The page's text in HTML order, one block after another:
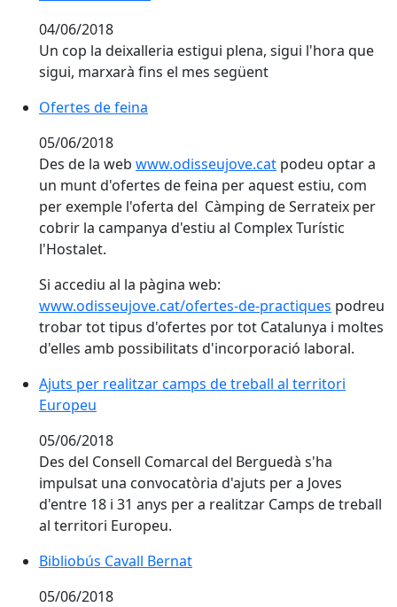
04/06/2018
Un cop la deixalleria estigui plena, sigui l'hora que
sigui, marxarà fins el mes següent
Ofertes de feina
05/06/2018
Des de la web www.odisseujove.cat podeu optar a
un munt d'ofertes de feina per aquest estiu, com
per exemple l'oferta del Càmping de Serrateix per
cobrir la campanya d'estiu al Complex Turístic
l'Hostalet.
Si accediu al la pàgina web:
www.odisseujove.cat/ofertes-de-practiques podreu
trobar tot tipus d'ofertes por tot Catalunya i moltes
d'elles amb possibilitats d'incorporació laboral.
Ajuts per realitzar camps de treball al territori
Europeu
05/06/2018
Des del Consell Comarcal del Berguedà s'ha
impulsat una convocatòria d'ajuts per a Joves
d'entre 18 i 31 anys per a realitzar Camps de treball
al territori Europeu.
Bibliobús Cavall Bernat
Bibliobús Cavall Bernat
05/06/2018